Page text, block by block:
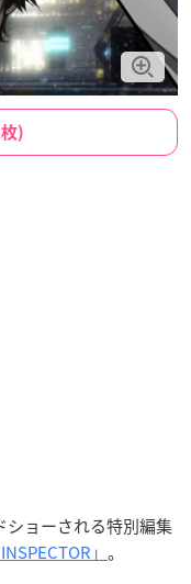
)
ショーされる特別編集
」 。